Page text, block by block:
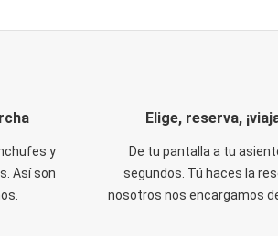
y
Así son
Elige, reserva,
De tu pantalla a tu
segundos. Tú haces la
nosotros nos encargamos